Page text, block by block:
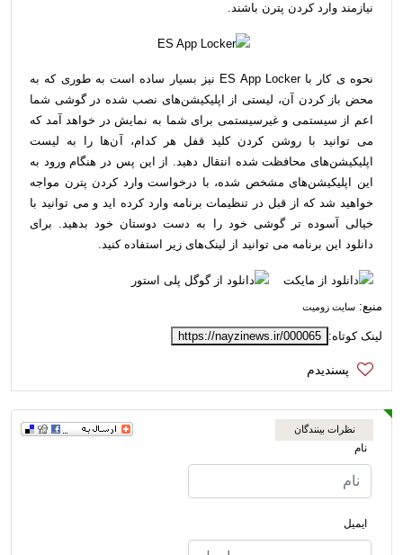
نیازمند وارد کردن پترن باشند.
نحوه ی کار با ES App Locker نیز بسیار ساده است به طوری که به
محض باز کردن آن، لیستی از اپلیکیشن‌های نصب شده در گوشی شما
اعم از سیستمی و غیرسیستمی برای شما به نمایش در خواهد آمد که
می توانید با روشن کردن کلید قفل هر کدام، آن‌ها را به لیست
اپلیکیشن‌های محافظت شده انتقال دهید. از این پس در هنگام ورود به
این اپلیکیشن‌های مشخص شده، با درخواست وارد کردن پترن مواجه
خواهید شد که از قبل در تنظیمات برنامه وارد کرده اید و می توانید با
خیالی آسوده تر گوشی خود را به دست دوستان خود بدهید. برای
دانلود این برنامه می توانید از لینک‌های زیر استفاده کنید.
منبع: سایت زومیت
لینک کوتاه: https://nayzinews.ir/000065
نظرات بینندگان
نام
ایمیل